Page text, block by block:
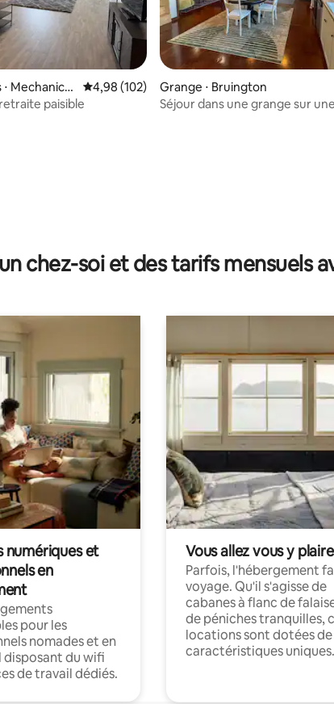
de 139 commentaires : 4,99 sur 5
Mechanicsv
Évaluation moyenne sur la base de 102
4,98 (102)
paisible
Grange ⋅ Bruington
Séjour dans une grange sur
chez-soi et des tarifs mensuels
numériques et
en
pour les
nomades et en
du wifi
de travail dédiés.
Vous allez vous y plaire
Parfois, l'hébergement
voyage. Qu'il s'agisse de
cabanes à flanc de
de péniches tranquilles,
locations sont dotées de
caractéristiques uniques.